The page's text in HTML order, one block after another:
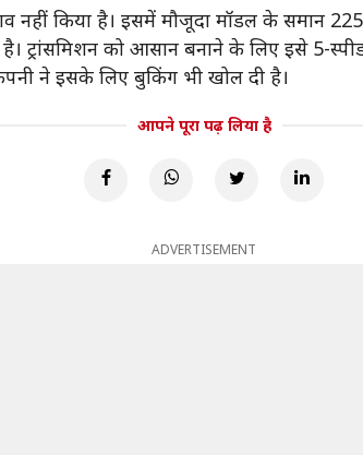
नहीं किया है। इसमें मौजूदा मॉडल के समान
ट्रांसमिशन को आसान बनाने के लिए इसे 5-
ने इसके लिए बुकिंग भी खोल दी है।
आपने पूरा पढ़ लिया है
ADVERTISEMENT